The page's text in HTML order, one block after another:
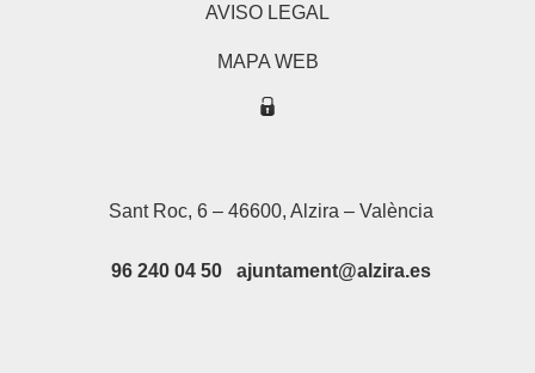
AVISO LEGAL
MAPA WEB
Sant Roc, 6 – 46600, Alzira – València
96 240 04 50 ajuntament@alzira.es